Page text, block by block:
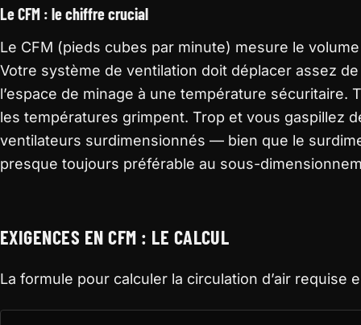
Le CFM : le chiffre crucial
Le CFM (pieds cubes par minute) mesure le volume
Votre système de ventilation doit déplacer assez
l’espace de minage à une température sécuritaire.
les températures grimpent. Trop et vous gaspillez
ventilateurs surdimensionnés — bien que le
presque toujours préférable au sous-
EXIGENCES EN CFM : LE CALCUL
La formule pour calculer la circulation d’air requise